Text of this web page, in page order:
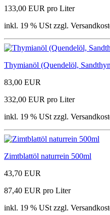
133,00 EUR pro Liter
inkl. 19 % USt zzgl.
Thymianöl (Quendelöl,
83,00 EUR
332,00 EUR pro Liter
inkl. 19 % USt zzgl.
Zimtblattöl naturrein 500ml
43,70 EUR
87,40 EUR pro Liter
inkl. 19 % USt zzgl.